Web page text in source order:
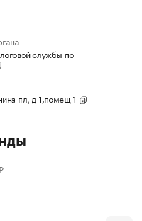
службы по
пл, д 1,помещ 1